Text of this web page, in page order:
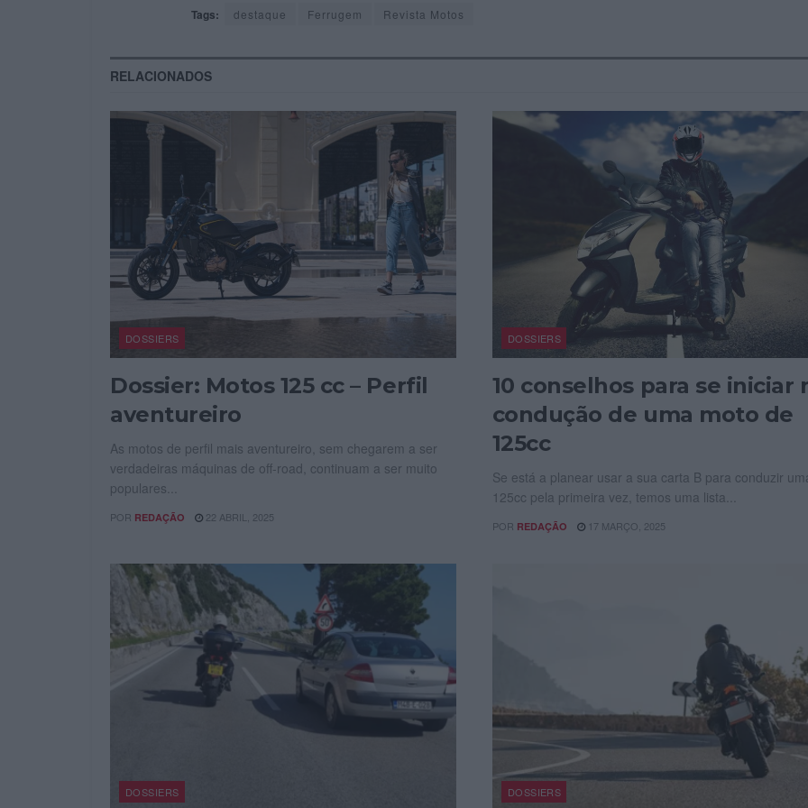
Tags: destaque Ferrugem Revista Motos
RELACIONADOS
DOSSIERS
Dossier: Motos 125 cc – Perfil
aventureiro
As motos de perfil mais aventureiro, sem chegarem a ser
verdadeiras máquinas de off-road, continuam a ser muito
populares...
POR REDAÇÃO 22 ABRIL, 2025
DOSSIERS
10 conselhos para se iniciar
condução de uma moto de
125cc
Se está a planear usar a sua carta B para conduzir
125cc pela primeira vez, temos uma lista...
POR REDAÇÃO 17 MARÇO, 2025
DOSSIERS DOSSIERS